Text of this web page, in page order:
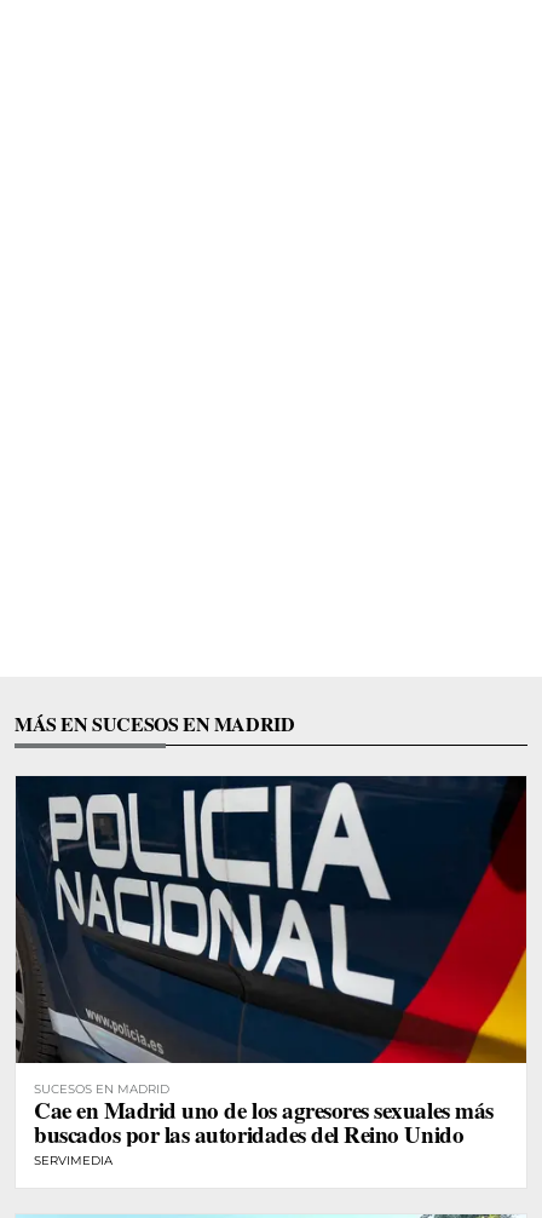
MÁS EN SUCESOS EN MADRID
SUCESOS EN MADRID
Cae en Madrid uno de los agresores sexuales más
buscados por las autoridades del Reino Unido
SERVIMEDIA